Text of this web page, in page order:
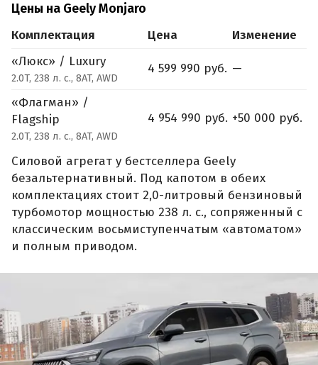
Цены на Geely Monjaro
Комплектация Цена
Изменение
«Люкс» / Luxury
2.0T, 238 л. с., 8AT, AWD
4 599 990 руб. —
«Флагман» /
Flagship
2.0T, 238 л. с., 8AT, AWD
4 954 990 руб. +50 000 руб.
Силовой агрегат у бестселлера Geely
безальтернативный. Под капотом в обеих
комплектациях стоит 2,0-литровый бензиновый
турбомотор мощностью 238 л. с., сопряженный с
классическим восьмиступенчатым «автоматом»
и полным приводом.